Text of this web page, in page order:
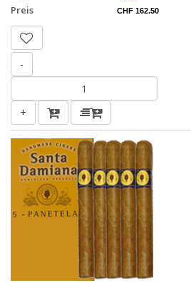
Preis
CHF 162.50
-
+